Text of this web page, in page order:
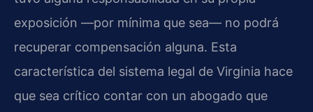
exposición —por mínima que sea— no podrá
recuperar compensación alguna. Esta
característica del sistema legal de Virginia hace
que sea crítico contar con un abogado que